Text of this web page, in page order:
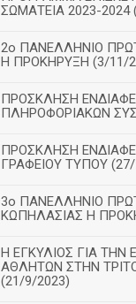
ΣΩΜΑΤΕΙΑ 2023-2024
2ο ΠΑΝΕΛΛΗΝΙΟ
Η ΠΡΟΚΗΡΥΞΗ (3/11/
ΠΡΟΣΚΛΗΣΗ
ΠΛΗΡΟΦΟΡΙΑΚΩΝ
ΠΡΟΣΚΛΗΣΗ
ΓΡΑΦΕΙΟΥ ΤΥΠΟΥ (27/
3ο ΠΑΝΕΛΛΗΝΙΟ
ΚΩΠΗΛΑΣΙΑΣ Η
Η ΕΓΚΥΛΙΟΣ ΓΙΑ ΤΗΝ
ΑΘΛΗΤΩΝ ΣΤΗΝ
(21/9/2023)